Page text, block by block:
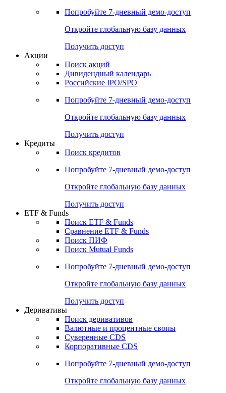
Попробуйте 7-дневный демо-доступ
Откройте глобальную базу данных
Получить доступ
Акции
Поиск акций
Дивидендный календарь
Российские IPO/SPO
Попробуйте 7-дневный демо-доступ
Откройте глобальную базу данных
Получить доступ
Кредиты
Поиск кредитов
Попробуйте 7-дневный демо-доступ
Откройте глобальную базу данных
Получить доступ
ETF & Funds
Поиск ETF & Funds
Сравнение ETF & Funds
Поиск ПИФ
Поиск Mutual Funds
Попробуйте 7-дневный демо-доступ
Откройте глобальную базу данных
Получить доступ
Деривативы
Поиск деривативов
Валютные и процентные свопы
Суверенные CDS
Корпоративные CDS
Попробуйте 7-дневный демо-доступ
Откройте глобальную базу данных